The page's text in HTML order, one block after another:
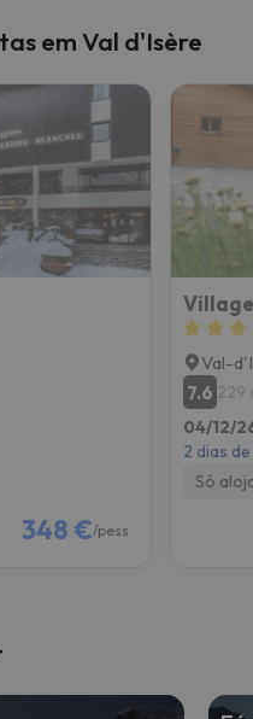
em Val d'Isère
348 €/pess.
Val-
7.6 229
04/12/
2 dias
Só